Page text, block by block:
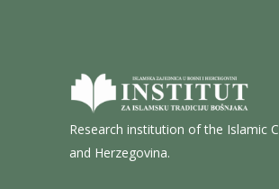
Research institution of the Islamic
and Herzegovina.